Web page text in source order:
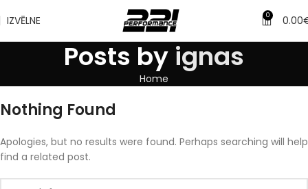
IZVĒLNE 0 0.00
Posts by ignas
Home
Nothing Found
Apologies, but no results were found. Perhaps searching will help
find a related post.